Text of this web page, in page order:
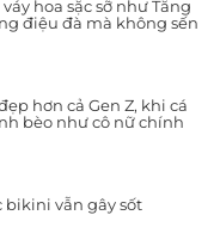
hoa sặc sỡ như Tăng
điệu đà mà không sến
hơn cả Gen Z, khi cá
bèo như cô nữ chính
bikini vẫn gây sốt